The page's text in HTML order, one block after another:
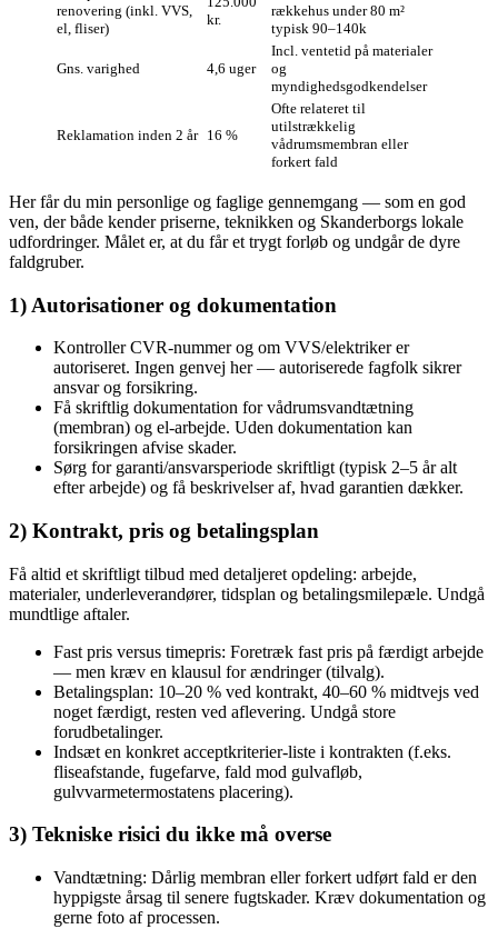
renovering (inkl. VVS,
el, fliser)
kr.
rækkehus under 80 m²
typisk 90–140k
Gns. varighed 4,6 uger
Incl. ventetid på materialer
og
myndighedsgodkendelser
Reklamation inden 2 år 16 %
Ofte relateret til
utilstrækkelig
vådrumsmembran eller
forkert fald
Her får du min personlige og faglige gennemgang — som en god
ven, der både kender priserne, teknikken og Skanderborgs lokale
udfordringer. Målet er, at du får et trygt forløb og undgår de dyre
faldgruber.
1) Autorisationer og dokumentation
Kontroller CVR-nummer og om VVS/elektriker er
autoriseret. Ingen genvej her — autoriserede fagfolk sikrer
ansvar og forsikring.
Få skriftlig dokumentation for vådrumsvandtætning
(membran) og el-arbejde. Uden dokumentation kan
forsikringen afvise skader.
Sørg for garanti/ansvarsperiode skriftligt (typisk 2–5 år alt
efter arbejde) og få beskrivelser af, hvad garantien dækker.
2) Kontrakt, pris og betalingsplan
Få altid et skriftligt tilbud med detaljeret opdeling: arbejde,
materialer, underleverandører, tidsplan og betalingsmilepæle. Undgå
mundtlige aftaler.
Fast pris versus timepris: Foretræk fast pris på færdigt arbejde
— men kræv en klausul for ændringer (tilvalg).
Betalingsplan: 10–20 % ved kontrakt, 40–60 % midtvejs ved
noget færdigt, resten ved aflevering. Undgå store
forudbetalinger.
Indsæt en konkret acceptkriterier-liste i kontrakten (f.eks.
fliseafstande, fugefarve, fald mod gulvafløb,
gulvvarmetermostatens placering).
3) Tekniske risici du ikke må overse
Vandtætning: Dårlig membran eller forkert udført fald er den
hyppigste årsag til senere fugtskader. Kræv dokumentation og
gerne foto af processen.